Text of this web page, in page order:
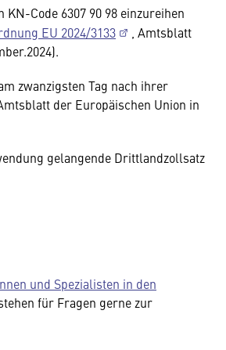
Code 6307 90 98 einzureihen
EU 2024/3133
, Amtsblatt
zwanzigsten Tag nach ihrer
der Europäischen Union in
gelangende Drittlandzollsatz
und Spezialisten in den
für Fragen gerne zur